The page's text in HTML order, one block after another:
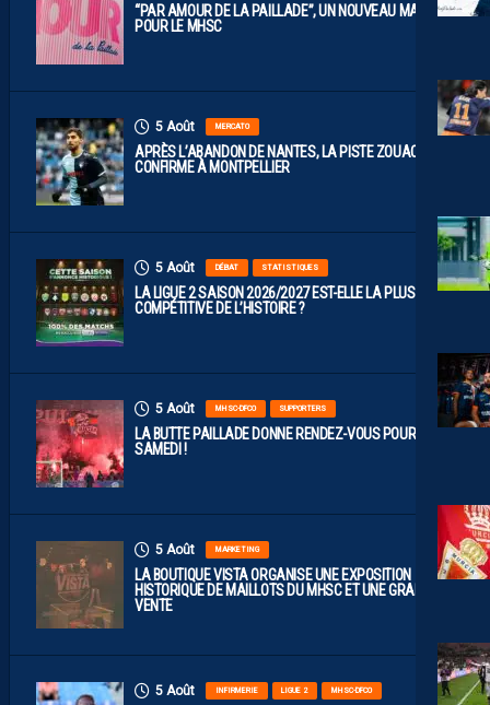
“PAR AMOUR DE LA PAILLADE”, UN NOUVEAU MAILLOT
POUR LE MHSC
5 Août MERCATO
APRÈS L’ABANDON DE NANTES, LA PISTE ZOUAOUI SE
CONFIRME À MONTPELLIER
5 Août DÉBAT STATISTIQUES
LA LIGUE 2 SAISON 2026/2027 EST-ELLE LA PLUS
COMPÉTITIVE DE L’HISTOIRE ?
5 Août MHSC-DFCO SUPPORTERS
LA BUTTE PAILLADE DONNE RENDEZ-VOUS POUR
SAMEDI !
5 Août MARKETING
LA BOUTIQUE VISTA ORGANISE UNE EXPOSITION
HISTORIQUE DE MAILLOTS DU MHSC ET UNE GRANDE
VENTE
5 Août INFIRMERIE LIGUE 2 MHSC-DFCO